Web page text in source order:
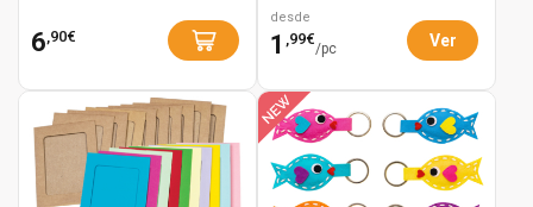
6 ,90€
desde
1 ,99€
/pc Ver